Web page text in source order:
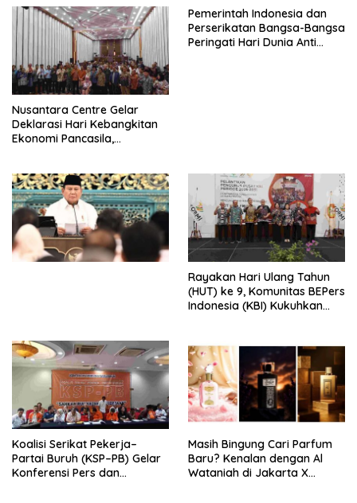
Nusantara Centre Gelar
Deklarasi Hari Kebangkitan
Ekonomi Pancasila,
Penjajahan (Pergolakan
Ekonomi Politik Indonesia) &
Simposium Nasional “Urgensi
Undang-Undang
Perekonomian Nasional dan
Kesejahteraan Sosial dalam
Pemerintah Indonesia dan
Perserikatan Bangsa-Bangsa
Peringati Hari Dunia Anti
Rayakan Hari Ulang Tahun
(HUT) ke 9, Komunitas BEPers
Indonesia (KBI) Kukuhkan
Tema: “Penguatan dan
Pengembangan Organisasi
KBI yang Berbasis Riset di
seluruh Indonesia dan
Mancanegara”.
Koalisi Serikat Pekerja–
Partai Buruh (KSP–PB) Gelar
Konferensi Pers dan
Masih Bingung Cari Parfum
Baru? Kenalan dengan Al
Wataniah di Jakarta X